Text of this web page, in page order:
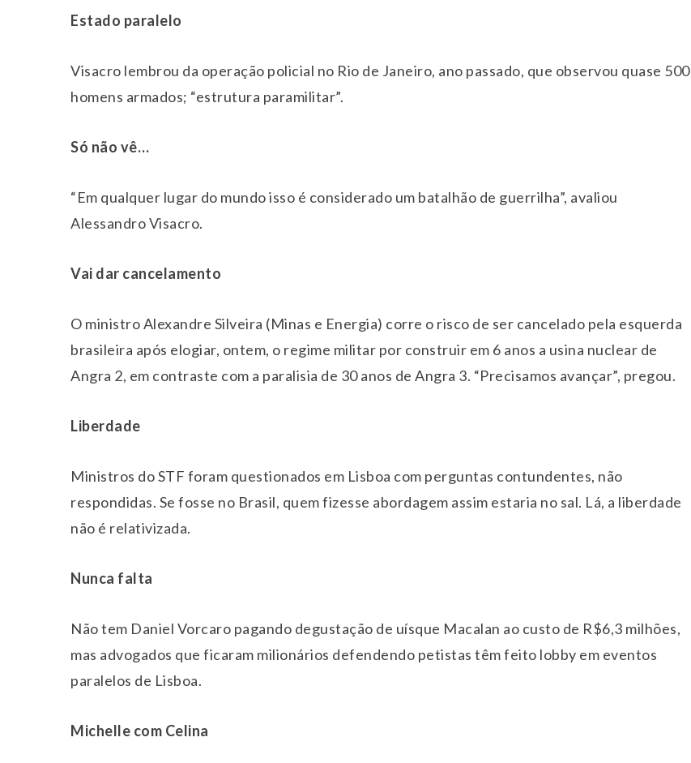
Estado paralelo
Visacro lembrou da operação policial no Rio de Janeiro, ano passado, que observou quase 500
homens armados; “estrutura paramilitar”.
Só não vê…
“Em qualquer lugar do mundo isso é considerado um batalhão de guerrilha”, avaliou
Alessandro Visacro.
Vai dar cancelamento
O ministro Alexandre Silveira (Minas e Energia) corre o risco de ser cancelado pela esquerda
brasileira após elogiar, ontem, o regime militar por construir em 6 anos a usina nuclear de
Angra 2, em contraste com a paralisia de 30 anos de Angra 3. “Precisamos avançar”, pregou.
Liberdade
Ministros do STF foram questionados em Lisboa com perguntas contundentes, não
respondidas. Se fosse no Brasil, quem fizesse abordagem assim estaria no sal. Lá, a liberdade
não é relativizada.
Nunca falta
Não tem Daniel Vorcaro pagando degustação de uísque Macalan ao custo de R$6,3 milhões,
mas advogados que ficaram milionários defendendo petistas têm feito lobby em eventos
paralelos de Lisboa.
Michelle com Celina